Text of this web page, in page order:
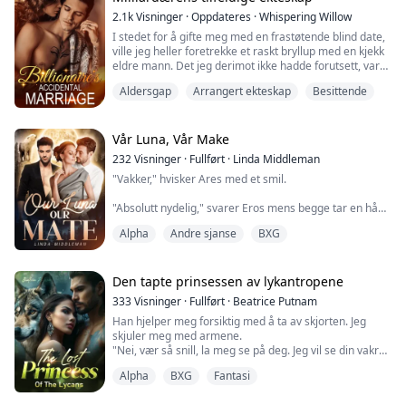
gutten ved Patricias side? Hvorfor ligner han så mye på
Martin, djevelen selv?
andre kjekke gutter, angret han.
2.1kVisninger ·Oppdateres ·Whispering Willow
I stedet for å gifte meg med en frastøtende blind date,
ville jeg heller foretrekke et raskt bryllup med en kjekk
eldre mann. Det jeg derimot ikke hadde forutsett, var
seg å være ikke bare snill og omsorgsfull, men også en
(Jeg anbefaler på det sterkeste en fengslende bok som
jeg ikke klarte å legge fra meg på tre dager og netter.
Den er utrolig engasjerende og et must å lese. Tittelen
på boken er "Giftet inn i rikdom, eksen går amok". Du
Aldersgap Arrangert ekteskap Besittende
Vår Luna, Vår Make
232Visninger · Fullført · Linda Middleman
"Vakker," hvisker Ares med et smil.
"Absolutt nydelig," svarer Eros mens begge tar en hånd
"Men du, vår vakre partner, overstråler alle," hvisker
Ares mens han beveger seg for å trekke meg inn i sin
omfavnelse, og forsegler våre lepper med et kyss.
Athena Moonblood er en jente uten en flokk eller
familie. Etter å ha akseptert avvisningen fra sin partner,
sliter Athena til hennes Andre Sjanses Partner dukker
opp.
Alpha Andre sjanse BXG
Den tapte prinsessen av lykantropene
333Visninger · Fullført · Beatrice Putnam
Han hjelper meg forsiktig med å ta av skjorten. Jeg
skjuler meg med armene.
"Nei, vær så snill, la meg se på deg. Jeg vil se din vakre
Hvordan kunne han si at jeg var vakker med arr over
Alpha BXG Fantasi